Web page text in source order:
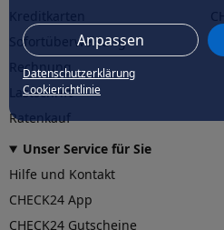
Anpassen
Datenschutzerklärung
Cookierichtlinie
Sofortüberweisung
Rechnung
Lastschrift
Ratenkauf
Unser Service für Sie
Hilfe und Kontakt
CHECK24 App
CHECK24 Gutscheine